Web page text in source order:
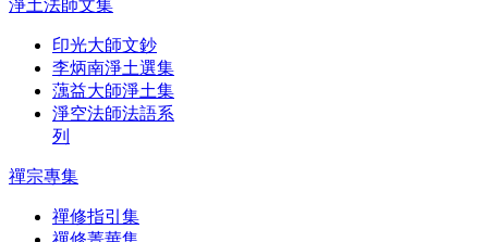
淨土法師文集
印光大師文鈔
李炳南淨土選集
蕅益大師淨土集
淨空法師法語系
列
禪宗專集
禪修指引集